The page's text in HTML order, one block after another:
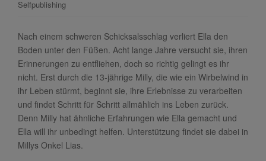
Selfpublishing
Nach einem schweren Schicksalsschlag verliert Ella den
Boden unter den Füßen. Acht lange Jahre versucht sie, ihren
Erinnerungen zu entfliehen, doch so richtig gelingt es ihr
nicht. Erst durch die 13-jährige Milly, die wie ein Wirbelwind in
ihr Leben stürmt, beginnt sie, ihre Erlebnisse zu verarbeiten
und findet Schritt für Schritt allmählich ins Leben zurück.
Denn Milly hat ähnliche Erfahrungen wie Ella gemacht und
Ella will ihr unbedingt helfen. Unterstützung findet sie dabei in
Millys Onkel Lias.